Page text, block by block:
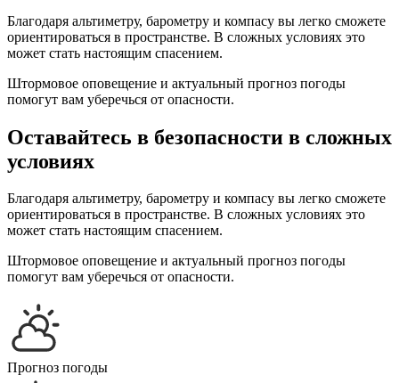
Благодаря альтиметру, барометру и компасу вы легко сможете
ориентироваться в пространстве. В сложных условиях это
может стать настоящим спасением.
Штормовое оповещение и актуальный прогноз погоды
помогут вам уберечься от опасности.
Оставайтесь в безопасности в сложных
условиях
Благодаря альтиметру, барометру и компасу вы легко сможете
ориентироваться в пространстве. В сложных условиях это
может стать настоящим спасением.
Штормовое оповещение и актуальный прогноз погоды
помогут вам уберечься от опасности.
Прогноз погоды